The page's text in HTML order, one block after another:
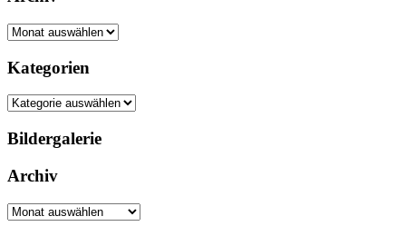
Archiv
Kategorien
Kategorien
Bildergalerie
Archiv
Archiv